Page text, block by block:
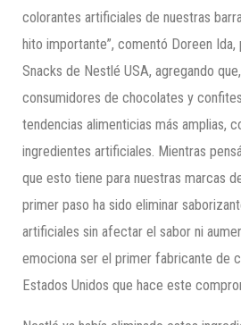
colorantes artificiales de nuestras
hito importante”, comentó Doreen
Snacks de Nestlé USA, agregando
consumidores de chocolates y
tendencias alimenticias más amplias,
ingredientes artificiales. Mientras
que esto tiene para nuestras marcas
primer paso ha sido eliminar
artificiales sin afectar el sabor ni
emociona ser el primer fabricante de
Estados Unidos que hace este